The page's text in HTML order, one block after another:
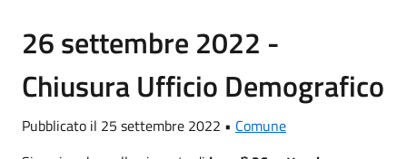
26 settembre 2022 -
Chiusura Ufficio Demografico
Pubblicato il 25 settembre 2022 • Comune